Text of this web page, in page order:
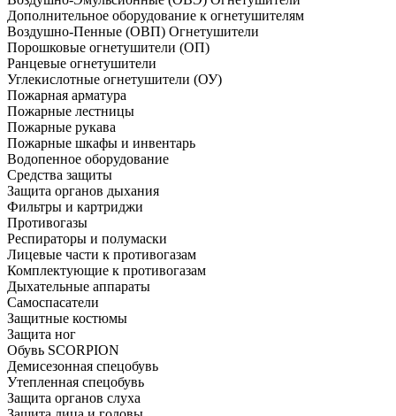
Дополнительное оборудование к огнетушителям
Воздушно-Пенные (ОВП) Огнетушители
Порошковые огнетушители (ОП)
Ранцевые огнетушители
Углекислотные огнетушители (ОУ)
Пожарная арматура
Пожарные лестницы
Пожарные рукава
Пожарные шкафы и инвентарь
Водопенное оборудование
Средства защиты
Защита органов дыхания
Фильтры и картриджи
Противогазы
Респираторы и полумаски
Лицевые части к противогазам
Комплектующие к противогазам
Дыхательные аппараты
Самоспасатели
Защитные костюмы
Защита ног
Обувь SCORPION
Демисезонная спецобувь
Утепленная спецобувь
Защита органов слуха